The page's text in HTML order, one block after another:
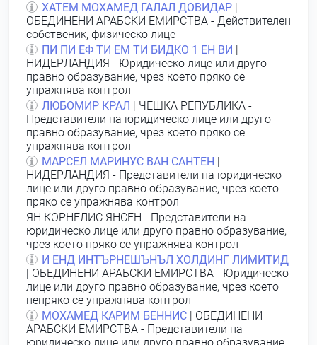
ХАТЕМ МОХАМЕД ГАЛАЛ ДОВИДАР
ОБЕДИНЕНИ АРАБСКИ ЕМИРСТВА - Действителен
собственик, физическо лице
ПИ ПИ ЕФ ТИ ЕМ ТИ БИДКО 1 ЕН ВИ
НИДЕРЛАНДИЯ - Юридическо лице или друго
правно образувание, чрез което пряко се
упражнява контрол
ЛЮБОМИР КРАЛ
| ЧЕШКА РЕПУБЛИКА -
Представители на юридическо лице или друго
правно образувание, чрез което пряко се
упражнява контрол
МАРСЕЛ МАРИНУС ВАН САНТЕН
НИДЕРЛАНДИЯ - Представители на юридическо
лице или друго правно образувание, чрез което
пряко се упражнява контрол
ЯН КОРНЕЛИС ЯНСЕН - Представители на
юридическо лице или друго правно образувание,
чрез което пряко се упражнява контрол
И ЕНД ИНТЪРНЕШЪНЪЛ ХОЛДИНГ ЛИМИТИД
| ОБЕДИНЕНИ АРАБСКИ ЕМИРСТВА - Юридическо
лице или друго правно образувание, чрез което
непряко се упражнява контрол
МОХАМЕД КАРИМ БЕННИС | ОБЕДИНЕНИ
АРАБСКИ ЕМИРСТВА - Представители на